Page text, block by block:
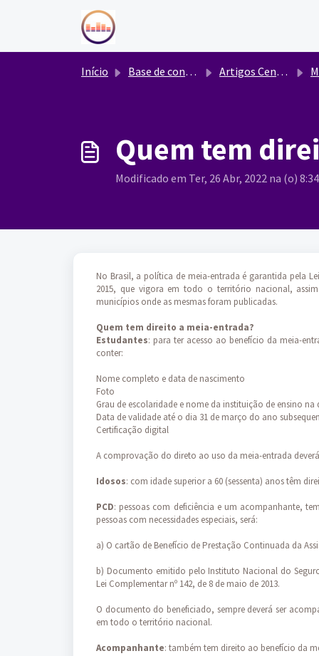
Ir para o conteúdo principal
Início Base de conhecimento Artigos Central de Ajuda
Quem tem
Modificado em Ter, 26 Abr, 2022 na (o)
No Brasil, a política de meia-entrada é garantida pela
2015, que vigora em todo o território nacional,
municípios onde as mesmas foram publicadas.
Quem tem direito a meia-entrada?
Estudantes: para ter acesso ao benefício da meia-
conter:
Nome completo e data de nascimento
Foto
Grau de escolaridade e nome da instituição de ensino
Data de validade até o dia 31 de março do ano
Certificação digital
A comprovação do direto ao uso da meia-entrada
Idosos: com idade superior a 60 (sessenta) anos têm
PCD: pessoas com deficiência e um acompanhante,
pessoas com necessidades especiais, será:
a) O cartão de Benefício de Prestação Continuada da
b) Documento emitido pelo Instituto Nacional do
Lei Complementar nº 142, de 8 de maio de 2013.
O documento do beneficiado, sempre deverá ser
em todo o território nacional.
Acompanhante: também tem direito ao benefício da